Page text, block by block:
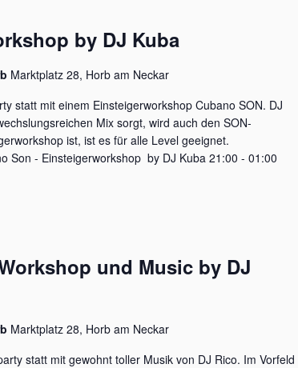
by DJ Kuba
Marktplatz 28, Horb am Neckar
statt mit einem Einsteigerworkshop Cubano SON. DJ
Mix sorgt, wird auch den SON-
ist, ist es für alle Level geeignet.
Son - Einsteigerworkshop by DJ Kuba 21:00 - 01:00
und Music by DJ
Marktplatz 28, Horb am Neckar
statt mit gewohnt toller Musik von DJ Rico. Im Vorfeld